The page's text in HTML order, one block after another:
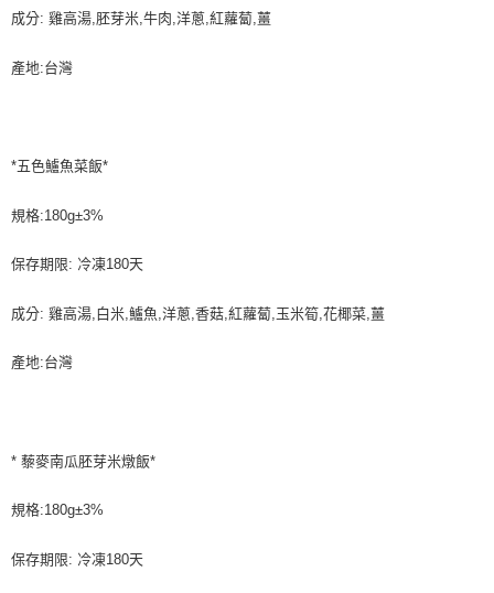
成分: 雞高湯,胚芽米,牛肉,洋蔥,紅蘿蔔,薑
產地:台灣
*五色鱸魚菜飯*
規格:180g±3%
保存期限: 冷凍180天
成分: 雞高湯,白米,鱸魚,洋蔥,香菇,紅蘿蔔,玉米筍,花椰菜,薑
產地:台灣
* 藜麥南瓜胚芽米燉飯*
規格:180g±3%
保存期限: 冷凍180天